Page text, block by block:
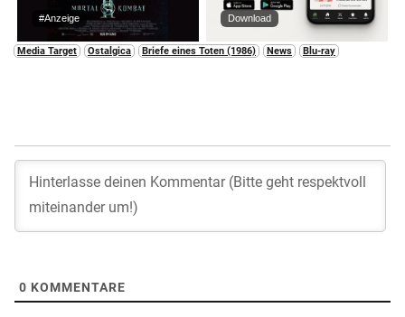
#Anzeige Download
Media Target Ostalgica Briefe eines Toten (1986) News Blu-ray
0 KOMMENTARE